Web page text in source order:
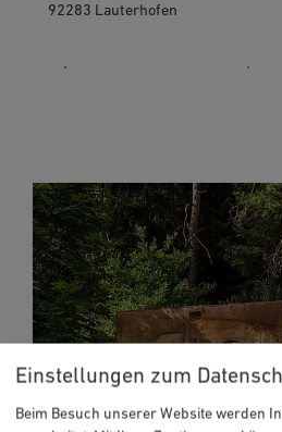
92283 Lauterhofen
Einstellungen zum
Beim Besuch unserer Website werden